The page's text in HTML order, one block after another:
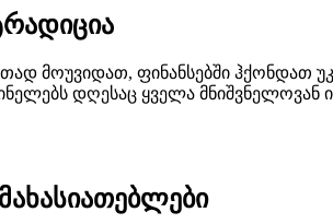
მოუვიდათ, ფინანსებში ჰქონდათ
დღესაც ყველა